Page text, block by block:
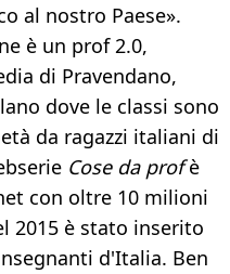
al nostro Paese».
è un prof 2.0,
di Pravendano,
dove le classi sono
da ragazzi italiani di
Cose da profè
con oltre 10 milioni
2015 è stato inserito
d'Italia. Ben